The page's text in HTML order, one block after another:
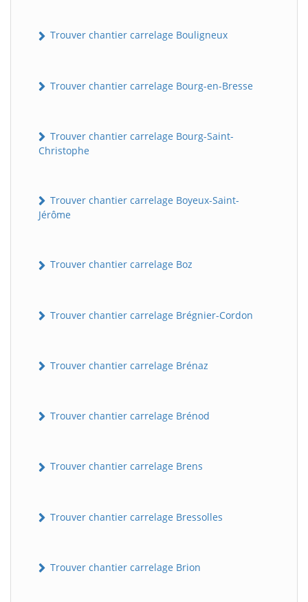
Trouver chantier carrelage Bouligneux
Trouver chantier carrelage Bourg-en-Bresse
Trouver chantier carrelage Bourg-Saint-
Christophe
Trouver chantier carrelage Boyeux-Saint-
Jérôme
Trouver chantier carrelage Boz
Trouver chantier carrelage Brégnier-Cordon
Trouver chantier carrelage Brénaz
Trouver chantier carrelage Brénod
Trouver chantier carrelage Brens
Trouver chantier carrelage Bressolles
Trouver chantier carrelage Brion